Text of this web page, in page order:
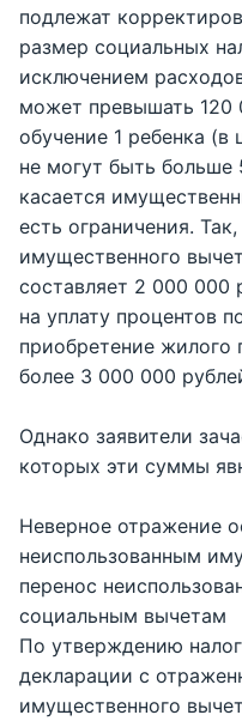
подлежат
размер социальных
исключением
может превышать 120
обучение 1 ребенка
не могут быть
касается
есть ограничения.
имущественного
составляет 2 000 000
на уплату процентов
приобретение
более 3 000 000
Однако заявители
которых эти суммы
Неверное отражение
неиспользованным
перенос
социальным вычетам
По утверждению
декларации с
имущественного